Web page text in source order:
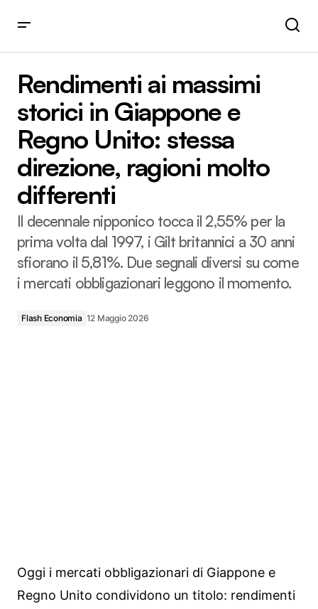
stessa direzione, ragioni molto differenti
Rendimenti ai massimi
storici in Giappone e
Regno Unito: stessa
direzione, ragioni molto
differenti
Il decennale nipponico tocca il 2,55% per la
prima volta dal 1997, i Gilt britannici a 30 anni
sfiorano il 5,81%. Due segnali diversi su come
i mercati obbligazionari leggono il momento.
Flash Economia 12 Maggio 2026
Oggi i mercati obbligazionari di Giappone e
Regno Unito condividono un titolo: rendimenti